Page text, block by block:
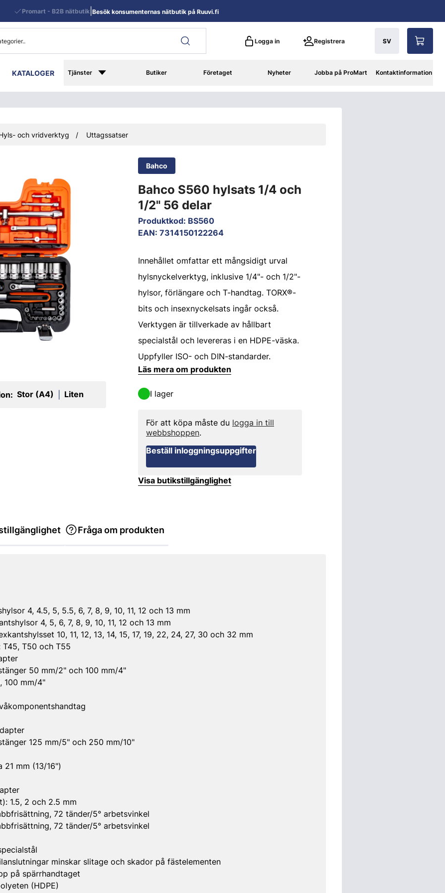
Logga in Registrera SV
KATALOGER Tjänster Butiker Företaget Nyheter Jobba på ProMart Kontaktinformation
Promart - B2B nätbutik Besök konsumenternas nätbutik på Ruuvi.fi
och vridverktyg Uttagssatser
Bahco
Bahco S560 hylsats 1/4 och
1/2" 56 delar
Produktkod: BS560
EAN: 7314150122264
Stor (A4) Liten
Innehållet omfattar ett mångsidigt urval
hylsnyckelverktyg, inklusive 1/4"- och 1/2"-
hylsor, förlängare och T-handtag. TORX®-
bits och insexnyckelsats ingår också.
Verktygen är tillverkade av hållbart
specialstål och levereras i en HDPE-väska.
Uppfyller ISO- och DIN-standarder.
Läs mera om produkten
I lager
För att köpa måste du logga in till
webbshoppen.
Beställ inloggningsuppgifter
Visa butikstillgänglighet
Fråga om produkten
4, 4.5, 5, 5.5, 6, 7, 8, 9, 10, 11, 12 och 13 mm
4, 5, 6, 7, 8, 9, 10, 11, 12 och 13 mm
10, 11, 12, 13, 14, 15, 17, 19, 22, 24, 27, 30 och 32 mm
T45, T50 och T55
50 mm/2" och 100 mm/4"
100 mm/4"
125 mm/5" och 250 mm/10"
21 mm (13/16")
1.5, 2 och 2.5 mm
72 tänder/5° arbetsvinkel
72 tänder/5° arbetsvinkel
minskar slitage och skador på fästelementen
på spärrhandtaget
(HDPE)